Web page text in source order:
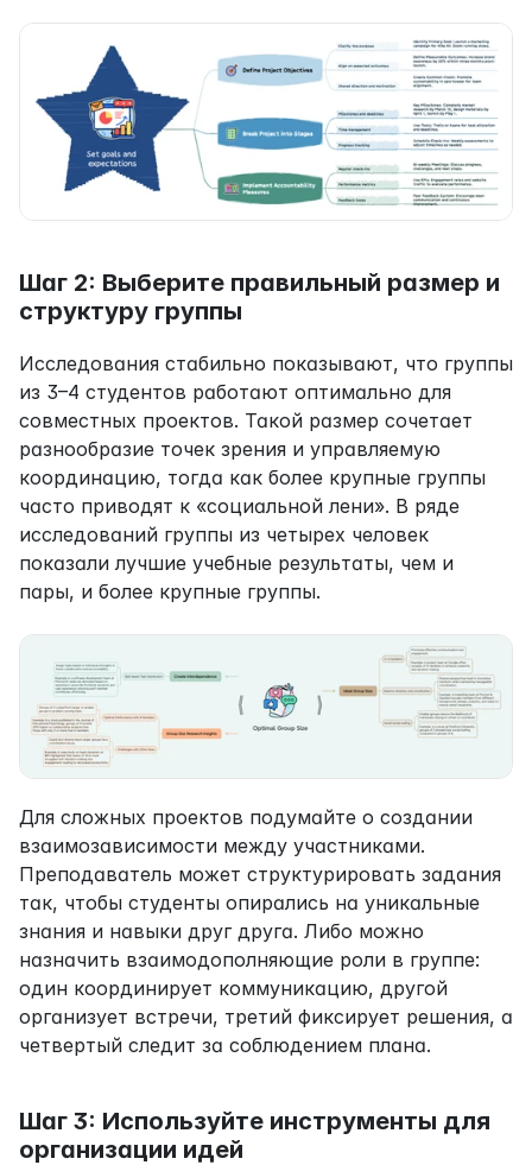
Шаг 2: Выберите правильный размер и
структуру группы
Исследования стабильно показывают, что группы
из 3–4 студентов работают оптимально для
совместных проектов. Такой размер сочетает
разнообразие точек зрения и управляемую
координацию, тогда как более крупные группы
часто приводят к «социальной лени». В ряде
исследований группы из четырех человек
показали лучшие учебные результаты, чем и
пары, и более крупные группы.
Для сложных проектов подумайте о создании
взаимозависимости между участниками.
Преподаватель может структурировать задания
так, чтобы студенты опирались на уникальные
знания и навыки друг друга. Либо можно
назначить взаимодополняющие роли в группе:
один координирует коммуникацию, другой
организует встречи, третий фиксирует решения, а
четвертый следит за соблюдением плана.
Шаг 3: Используйте инструменты для
организации идей